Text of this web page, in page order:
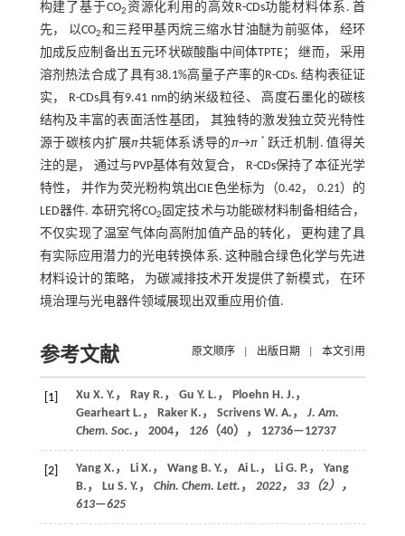
构建了基于CO2资源化利用的高效R-CDs功能材料体系. 首
先， 以CO2和三羟甲基丙烷三缩水甘油醚为前驱体， 经环
加成反应制备出五元环状碳酸酯中间体TPTE； 继而， 采用
溶剂热法合成了具有38.1%高量子产率的R-CDs. 结构表征证
实， R-CDs具有9.41 nm的纳米级粒径、 高度石墨化的碳核
结构及丰富的表面活性基团， 其独特的激发独立荧光特性
源于碳核内扩展π共轭体系诱导的π→π * 跃迁机制. 值得关
注的是， 通过与PVP基体有效复合， R-CDs保持了本征光学
特性， 并作为荧光粉构筑出CIE色坐标为（0.42， 0.21）的
LED器件. 本研究将CO2 固定技术与功能碳材料制备相结合，
不仅实现了温室气体向高附加值产品的转化， 更构建了具
有实际应用潜力的光电转换体系. 这种融合绿色化学与先进
材料设计的策略， 为碳减排技术开发提供了新模式， 在环
境治理与光电器件领域展现出双重应用价值.
参考文献 原文顺序 出版日期 本文引用
[1]
Xu X. Y.， Ray R.， Gu Y. L.， Ploehn H. J.，
Gearheart L.， Raker K.， Scrivens W. A.， J. Am.
Chem. Soc. ， 2004， 126（40）， 12736—12737
[2]
Yang X.， Li X.， Wang B. Y.， Ai L.， Li G. P.， Yang
B.， Lu S. Y.， Chin. Chem. Lett. ， 2022， 33（2），
613—625